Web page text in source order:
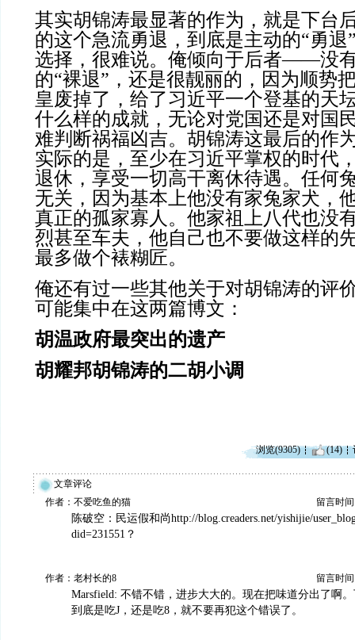
其实胡锦涛最显著的作为，就是下台
的这个急流勇退，到底是主动的“勇退
选择，很难说。俺倾向于后者——没
的“裸退”，还是很靓丽的，因为顺势
皇废掉了，给了习近平一个登基的天
什么样的成就，无论对党国还是对国
难判断祸福凶吉。胡锦涛这最后的作
实际的是，至少在习近平掌权的时代
退休，享受一切高干离休待遇。任何
无关，因为基本上他没有家兔家犬，
真正的孤家寡人。他家祖上八代也没
烈甚至车夫，他自己也不要做这样的
最多做个裱糊匠。
俺还有过一些其他关于对胡锦涛的评
可能集中在这两篇博文：
胡温政府最突出的遗产
胡耀邦胡锦涛的二胡小调
浏览(9305) (14)
文章评论
作者：不爱吃鱼的猫
留言时间
陈破空：民运假和尚http://blog.creaders.net/yishijie/
did=231551？
作者：老村长的8 留言时间
Marsfield: 不错不错，进步大大的。现在把味道分出了啊
到底是吃J，还是吃8，就不要再犯这个错误了。